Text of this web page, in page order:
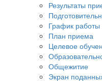
Результаты
График
План приема
Целевое
Общежитие
Экран